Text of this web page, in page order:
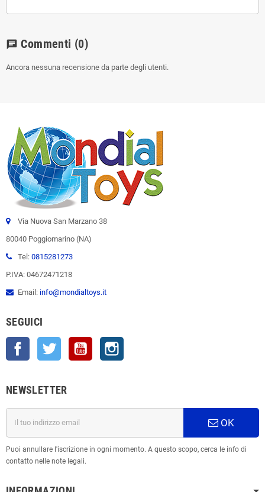
chat Commenti (0)
Ancora nessuna recensione da parte degli utenti.
Via Nuova San Marzano 38
80040 Poggiomarino (NA)
Tel: 0815281273
P.IVA: 04672471218
Email: info@mondialtoys.it
SEGUICI
Facebook Twitter YouTube
NEWSLETTER
OK
Puoi annullare l'iscrizione in ogni momento. A questo scopo, cerca le info di
contatto nelle note legali.